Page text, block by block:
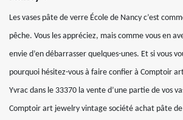
Les vases pâte de verre École de Nancy c’est
pêche. Vous les appréciez, mais comme vous en
envie d’en débarrasser quelques-unes. Et si vous
pourquoi hésitez-vous à faire confier à Comptoir
Yvrac dans le 33370 la vente d’une partie de vos
Comptoir art jewelry vintage société achat pâte de